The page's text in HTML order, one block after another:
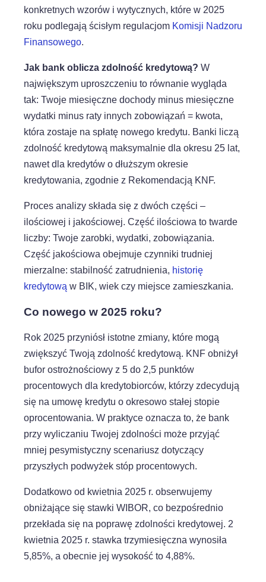
konkretnych wzorów i wytycznych, które w 2025
roku podlegają ścisłym regulacjom Komisji Nadzoru
Finansowego.
Jak bank oblicza zdolność kredytową? W
największym uproszczeniu to równanie wygląda
tak: Twoje miesięczne dochody minus miesięczne
wydatki minus raty innych zobowiązań = kwota,
która zostaje na spłatę nowego kredytu. Banki liczą
zdolność kredytową maksymalnie dla okresu 25 lat,
nawet dla kredytów o dłuższym okresie
kredytowania, zgodnie z Rekomendacją KNF.
Proces analizy składa się z dwóch części –
ilościowej i jakościowej. Część ilościowa to twarde
liczby: Twoje zarobki, wydatki, zobowiązania.
Część jakościowa obejmuje czynniki trudniej
mierzalne: stabilność zatrudnienia, historię
kredytową w BIK, wiek czy miejsce zamieszkania.
Co nowego w 2025 roku?
Rok 2025 przyniósł istotne zmiany, które mogą
zwiększyć Twoją zdolność kredytową. KNF obniżył
bufor ostrożnościowy z 5 do 2,5 punktów
procentowych dla kredytobiorców, którzy zdecydują
się na umowę kredytu o okresowo stałej stopie
oprocentowania. W praktyce oznacza to, że bank
przy wyliczaniu Twojej zdolności może przyjąć
mniej pesymistyczny scenariusz dotyczący
przyszłych podwyżek stóp procentowych.
Dodatkowo od kwietnia 2025 r. obserwujemy
obniżające się stawki WIBOR, co bezpośrednio
przekłada się na poprawę zdolności kredytowej. 2
kwietnia 2025 r. stawka trzymiesięczna wynosiła
5,85%, a obecnie jej wysokość to 4,88%.